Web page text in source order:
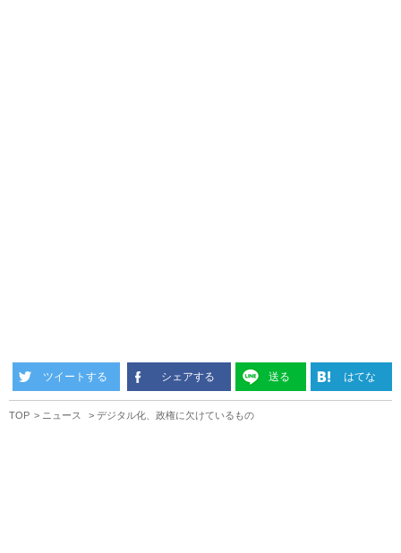
ツイートする シェアする 送る はてな
TOP ニュース デジタル化、政権に欠けているもの